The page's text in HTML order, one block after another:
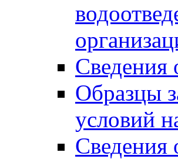
Сведения
Образцы
условий
Сведения